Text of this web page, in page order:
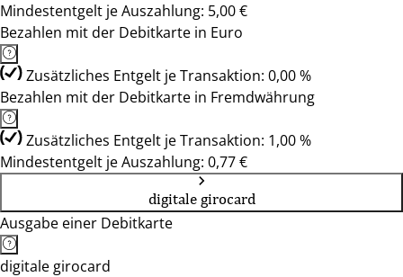
Mindestentgelt je Auszahlung: 5,00 €
Bezahlen mit der Debitkarte in Euro
Zusätzliches Entgelt je Transaktion: 0,00 %
Bezahlen mit der Debitkarte in Fremdwährung
Zusätzliches Entgelt je Transaktion: 1,00 %
Mindestentgelt je Auszahlung: 0,77 €
digitale girocard
Ausgabe einer Debitkarte
digitale girocard